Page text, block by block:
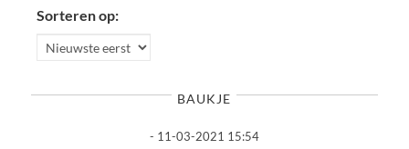
Sorteren op:
BAUKJE
- 11-03-2021 15:54